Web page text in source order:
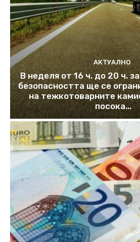
АКТУАЛНО
В неделя от 16 ч. до 20 ч.
безопасността ще се
на тежкотоварните
посока...